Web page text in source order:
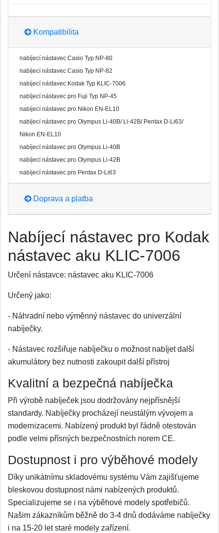
Kompatibilita
nabíjecí nástavec Casio Typ NP-80
nabíjecí nástavec Casio Typ NP-82
nabíjecí nástavec Kodak Typ KLIC-7006
nabíjecí nástavec pro Fuji Typ NP-45
nabíjecí nástavec pro Nikon EN-EL10
nabíjecí nástavec pro Olympus Li-40B/ Li-42B/ Pentax D-Li63/
Nikon EN-EL10
nabíjecí nástavec pro Olympus Li-40B
nabíjecí nástavec pro Olympus Li-42B
nabíjecí nástavec pro Pentax D-Li63
Doprava a platba
Nabíjecí nástavec pro Kodak
nástavec aku KLIC-7006
Určení nástavce: nástavec aku KLIC-7006
Určený jako:
- Náhradní nebo výměnný nástavec do univerzální
nabíječky.
- Nástavec rozšiřuje nabíječku o možnost nabíjet další
akumulátory bez nutnosti zakoupit další přístroj
Kvalitní a bezpečná nabíječka
Při výrobě nabíječek jsou dodržovány nejpřísnější
standardy. Nabíječky procházejí neustálým vývojem a
modernizacemi. Nabízený produkt byl řádně otestován
podle velmi přísných bezpečnostních norem CE.
Dostupnost i pro výběhové modely
Díky unikátnímu skladovému systému Vám zajišťujeme
bleskovou dostupnost námi nabízených produktů.
Specializujeme se i na výběhové modely spotřebičů.
Našim zákazníkům běžně do 3-4 dnů dodáváme nabíječky
i na 15-20 let staré modely zařízení.